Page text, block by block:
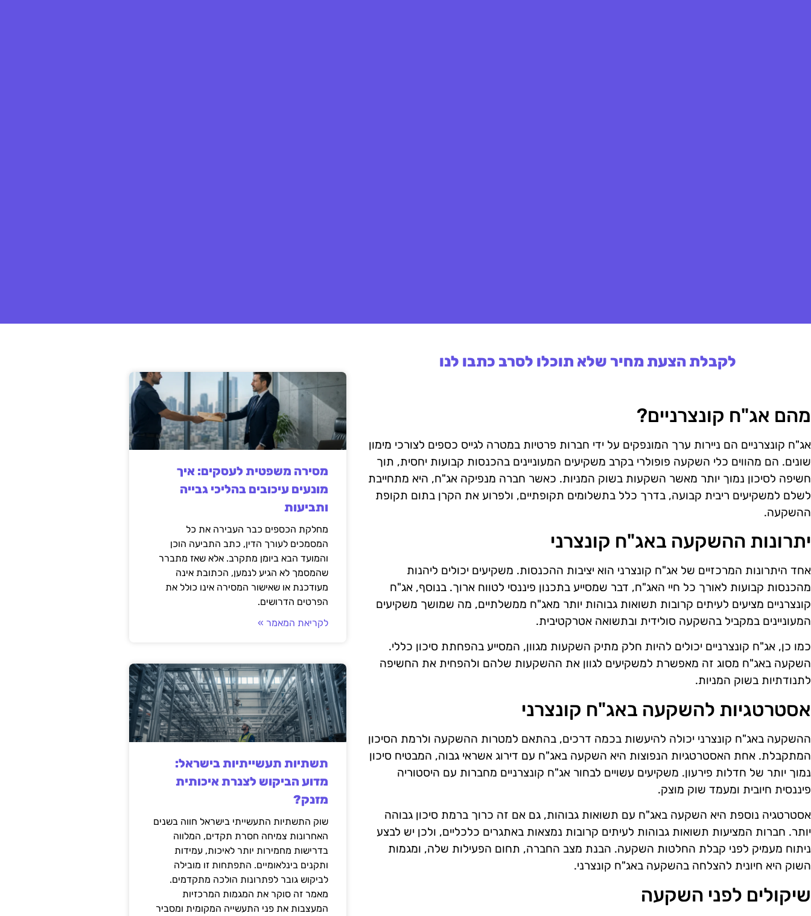
לקבלת הצעת מחיר שלא תוכלו לסרב כתבו לנו
מהם אג"ח קונצרניים?
אג"ח קונצרניים הם ניירות ערך המונפקים על ידי חברות פרטיות במטרה לגייס כספים לצורכי מימון
שונים. הם מהווים כלי השקעה פופולרי בקרב משקיעים המעוניינים בהכנסות קבועות יחסית, תוך
חשיפה לסיכון נמוך יותר מאשר השקעות בשוק המניות. כאשר חברה מנפיקה אג"ח, היא מתחייבת
לשלם למשקיעים ריבית קבועה, בדרך כלל בתשלומים תקופתיים, ולפרוע את הקרן בתום תקופת
ההשקעה.
יתרונות ההשקעה באג"ח קונצרני
אחד היתרונות המרכזיים של אג"ח קונצרני הוא יציבות ההכנסות. משקיעים יכולים ליהנות
מהכנסות קבועות לאורך כל חיי האג"ח, דבר שמסייע בתכנון פיננסי לטווח ארוך. בנוסף, אג"ח
קונצרניים מציעים לעיתים קרובות תשואות גבוהות יותר מאג"ח ממשלתיים, מה שמושך משקיעים
המעוניינים במקביל בהשקעה סולידית ובתשואה אטרקטיבית.
כמו כן, אג"ח קונצרניים יכולים להיות חלק מתיק השקעות מגוון, המסייע בהפחתת סיכון כללי.
השקעה באג"ח מסוג זה מאפשרת למשקיעים לגוון את ההשקעות שלהם ולהפחית את החשיפה
לתנודתיות בשוק המניות.
אסטרטגיות להשקעה באג"ח קונצרני
ההשקעה באג"ח קונצרני יכולה להיעשות בכמה דרכים, בהתאם למטרות ההשקעה ולרמת הסיכון
המתקבלת. אחת האסטרטגיות הנפוצות היא השקעה באג"ח עם דירוג אשראי גבוה, המבטיח סיכון
נמוך יותר של חדלות פירעון. משקיעים עשויים לבחור אג"ח קונצרניים מחברות עם היסטוריה
פיננסית חיובית ומעמד שוק מוצק.
אסטרטגיה נוספת היא השקעה באג"ח עם תשואות גבוהות, גם אם זה כרוך ברמת סיכון גבוהה
יותר. חברות המציעות תשואות גבוהות לעיתים קרובות נמצאות באתגרים כלכליים, ולכן יש לבצע
ניתוח מעמיק לפני קבלת החלטות השקעה. הבנת מצב החברה, תחום הפעילות שלה, ומגמות
השוק היא חיונית להצלחה בהשקעה באג"ח קונצרני.
שיקולים לפני השקעה
מסירה משפטית לעסקים: איך
מונעים עיכובים בהליכי גבייה
ותביעות
מחלקת הכספים כבר העבירה את כל
המסמכים לעורך הדין, כתב התביעה הוכן
והמועד הבא ביומן מתקרב. אלא שאז מתברר
שהמסמך לא הגיע לנמען, הכתובת אינה
מעודכנת או שאישור המסירה אינו כולל את
הפרטים הדרושים.
לקריאת המאמר »
תשתיות תעשייתיות בישראל:
מדוע הביקוש לצנרת איכותית
מזנק?
שוק התשתיות התעשייתי בישראל חווה בשנים
האחרונות צמיחה חסרת תקדים, המלווה
בדרישות מחמירות יותר לאיכות, עמידות
ותקנים בינלאומיים. התפתחות זו מובילה
לביקוש גובר לפתרונות הולכה מתקדמים.
מאמר זה סוקר את המגמות המרכזיות
המעצבות את פני התעשייה המקומית ומסביר